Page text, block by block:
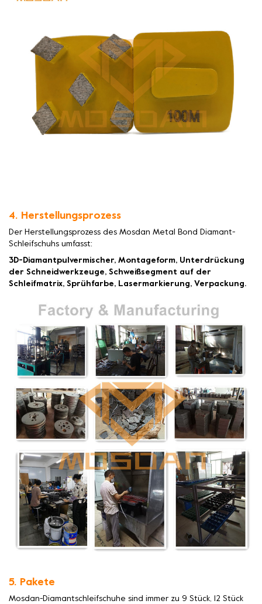
4. Herstellungsprozess
Der Herstellungsprozess des Mosdan Metal Bond Diamant-
Schleifschuhs umfasst:
3D-Diamantpulvermischer, Montageform, Unterdrückung
der Schneidwerkzeuge, Schweißsegment auf der
Schleifmatrix, Sprühfarbe, Lasermarkierung, Verpackung.
5. Pakete
Mosdan-Diamantschleifschuhe sind immer zu 9 Stück, 12 Stück